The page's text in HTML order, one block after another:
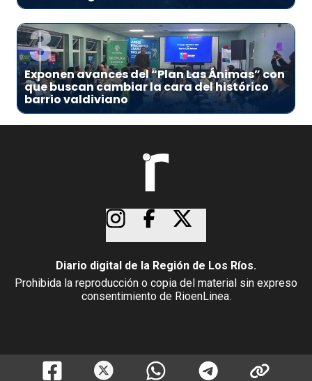
3
Exponen avances del “Plan Las Ánimas” con
que buscan cambiar la cara del histórico
barrio valdiviano
Diario digital de la Región de Los Ríos.
Prohibida la reproducción o copia del material sin expreso
consentimiento de RioenLinea.